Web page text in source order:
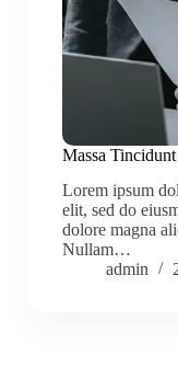
Massa
Lorem ipsum
elit, sed do
dolore magna
Nullam…
admin